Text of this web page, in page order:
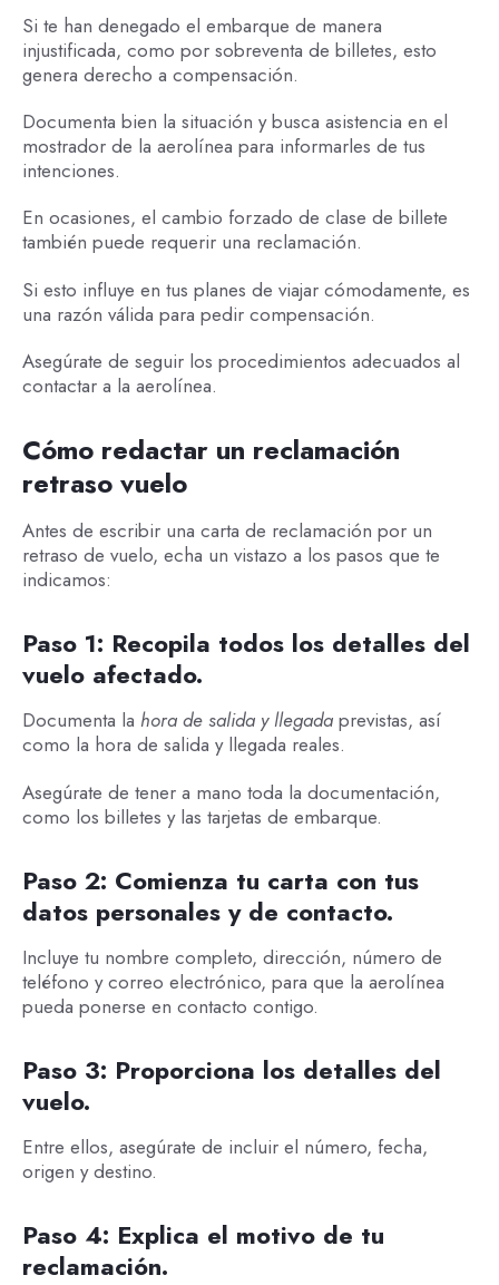
Si te han denegado el embarque de manera
injustificada, como por sobreventa de billetes, esto
genera derecho a compensación.
Documenta bien la situación y busca asistencia en el
mostrador de la aerolínea para informarles de tus
intenciones.
En ocasiones, el cambio forzado de clase de billete
también puede requerir una reclamación.
Si esto influye en tus planes de viajar cómodamente, es
una razón válida para pedir compensación.
Asegúrate de seguir los procedimientos adecuados al
contactar a la aerolínea.
Cómo redactar un reclamación
retraso vuelo
Antes de escribir una carta de reclamación por un
retraso de vuelo, echa un vistazo a los pasos que te
indicamos:
Paso 1: Recopila todos los detalles del
vuelo afectado.
Documenta la hora de salida y llegadaprevistas, así
como la hora de salida y llegada reales.
Asegúrate de tener a mano toda la documentación,
como los billetes y las tarjetas de embarque.
Paso 2: Comienza tu carta con tus
datos personales y de contacto.
Incluye tu nombre completo, dirección, número de
teléfono y correo electrónico, para que la aerolínea
pueda ponerse en contacto contigo.
Paso 3: Proporciona los detalles del
vuelo.
Entre ellos, asegúrate de incluir el número, fecha,
origen y destino.
Paso 4: Explica el motivo de tu
reclamación.